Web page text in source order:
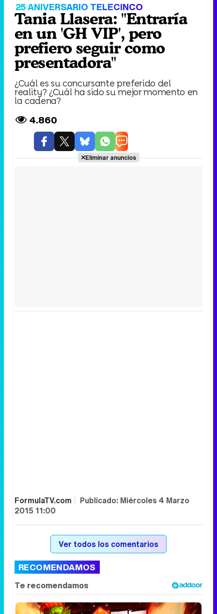
25 ANIVERSARIO TELECINCO
Tania Llasera: "Entraría
en un 'GH VIP', pero
prefiero seguir como
presentadora"
¿Cuál es su concursante preferido del
reality? ¿Cuál ha sido su mejor momento en
la cadena?
4.860
Eliminar anuncios
FormulaTV.com | Publicado: Miércoles 4 Marzo
2015 11:00
Ver todos los comentarios
RECOMENDAMOS